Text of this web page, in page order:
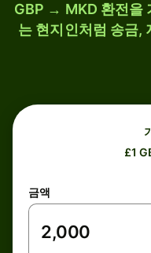
GBP → MKD 환전을
는 현지인처럼 송금,
£1
금액